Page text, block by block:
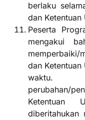
berlaku
dan
Peserta
mengakui
dan
perubahan/
Ketentuan
diberitahukan